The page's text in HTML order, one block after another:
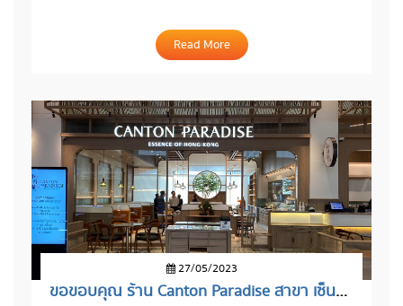
Read More
27/05/2023
ขอขอบคุณ ร้าน Canton Paradise สาขา เซ็นทรัลเวิลด์